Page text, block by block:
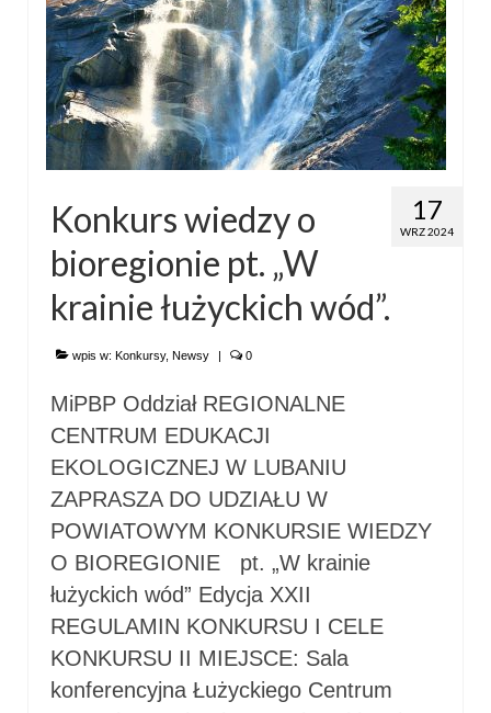
17
WRZ 2024
Konkurs wiedzy o
bioregionie pt. „W
krainie łużyckich wód”.
wpis w: Konkursy, Newsy | 0
MiPBP Oddział REGIONALNE
CENTRUM EDUKACJI
EKOLOGICZNEJ W LUBANIU
ZAPRASZA DO UDZIAŁU W
POWIATOWYM KONKURSIE WIEDZY
O BIOREGIONIE pt. „W krainie
łużyckich wód” Edycja XXII
REGULAMIN KONKURSU I CELE
KONKURSU II MIEJSCE: Sala
konferencyjna Łużyckiego Centrum